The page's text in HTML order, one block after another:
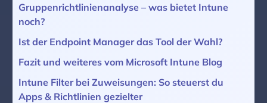
Gruppenrichtlinienanalyse – was bietet Intune
noch?
Ist der Endpoint Manager das Tool der Wahl?
Fazit und weiteres vom Microsoft Intune Blog
Intune Filter bei Zuweisungen: So steuerst du
Apps & Richtlinien gezielter